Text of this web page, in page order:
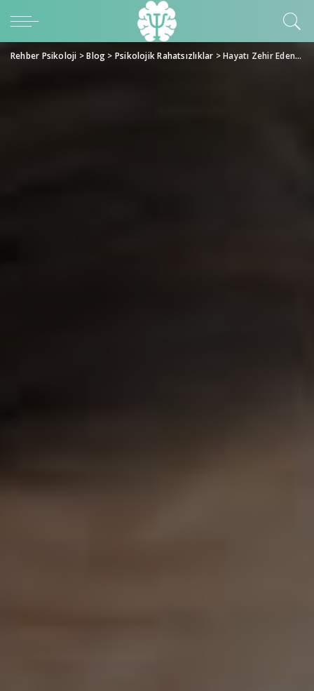
Rehber Psikoloji >Blog > Psikolojik Rahatsızlıklar >Hayatı Zehir Eden Şey: Anksiyete Nedir?